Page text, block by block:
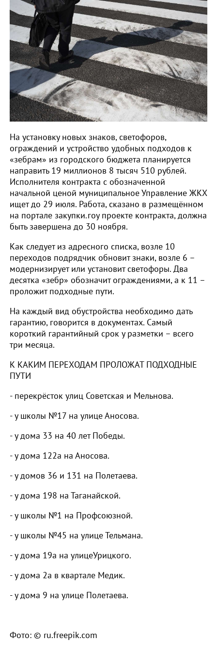
На установку новых знаков, светофоров,
ограждений и устройство удобных подходов к
«зебрам» из городского бюджета планируется
направить 19 миллионов 8 тысяч 510 рублей.
Исполнителя контракта с обозначенной
начальной ценой муниципальное Управление ЖКХ
ищет до 29 июля. Работа, сказано в размещённом
на портале закупки.гоу проекте контракта, должна
быть завершена до 30 ноября.
Как следует из адресного списка, возле 10
переходов подрядчик обновит знаки, возле 6 –
модернизирует или установит светофоры. Два
десятка «зебр» обозначит ограждениями, а к 11 –
проложит подходные пути.
На каждый вид обустройства необходимо дать
гарантию, говорится в документах. Самый
короткий гарантийный срок у разметки – всего
три месяца.
К КАКИМ ПЕРЕХОДАМ ПРОЛОЖАТ ПОДХОДНЫЕ
ПУТИ
- перекрёсток улиц Советская и Мельнова.
- у школы №17 на улице Аносова.
- у дома 33 на 40 лет Победы.
- у дома 122а на Аносова.
- у домов 36 и 131 на Полетаева.
- у дома 198 на Таганайской.
- у школы №1 на Профсоюзной.
- у школы №45 на улице Тельмана.
- у дома 19а на улицеУрицкого.
- у дома 2а в квартале Медик.
- у дома 9 на улице Полетаева.
Фото: © ru.freepik.com